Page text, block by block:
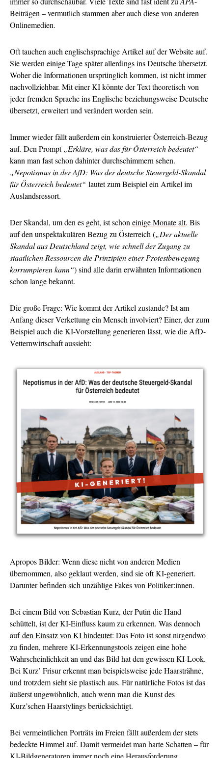
Beiträgen – vermutlich stammen aber auch diese von anderen
Onlinemedien.
Oft tauchen auch englischsprachige Artikel auf der Website auf.
Sie werden einige Tage später allerdings ins Deutsche übersetzt.
Woher die Informationen ursprünglich kommen, ist nicht immer
nachvollziehbar. Mit einer KI könnte der Text theoretisch von
jeder fremden Sprache ins Englische beziehungsweise Deutsche
übersetzt, erweitert und verändert worden sein.
Immer wieder fällt außerdem ein konstruierter Österreich-Bezug
auf. Den Prompt„Erkläre, was das für Österreich bedeutet“
kann man fast schon dahinter durchschimmern sehen.
„Nepotismus in der AfD: Was der deutsche Steuergeld-Skandal
für Österreich bedeutet“ lautet zum Beispiel ein Artikel im
Auslandsressort.
Der Skandal, um den es geht, ist schon einige Monate alt. Bis
auf den unspektakulären Bezug zu Österreich („Der aktuelle
Skandal aus Deutschland zeigt, wie schnell der Zugang zu
staatlichen Ressourcen die Prinzipien einer Protestbewegung
korrumpieren kann“) sind alle darin erwähnten Informationen
schon lange bekannt.
Die große Frage: Wie kommt der Artikel zustande? Ist am
Anfang dieser Verkettung ein Mensch involviert? Einer, der zum
Beispiel auch die KI-Vorstellung generieren lässt, wie die AfD-
Vetternwirtschaft aussieht:
Apropos Bilder: Wenn diese nicht von anderen Medien
übernommen, also geklaut werden, sind sie oft KI-generiert.
Darunter befinden sich unzählige Fakes von Politiker:innen.
Bei einem Bild von Sebastian Kurz, der Putin die Hand
schüttelt, ist der KI-Einfluss kaum zu erkennen. Was dennoch
aufden Einsatz von KI hindeutet: Das Foto ist sonst nirgendwo
zu finden, mehrere KI-Erkennungstools zeigen eine hohe
Wahrscheinlichkeit an und das Bild hat den gewissen KI-Look.
Bei Kurz’ Frisur erkennt man beispielsweise jede Haarsträhne,
und trotzdem sieht sie plastisch aus. Für natürliche Fotos ist das
äußerst ungewöhnlich, auch wenn man die Kunst des
Kurz’schen Haarstylings berücksichtigt.
Bei vermeintlichen Porträts im Freien fällt außerdem der stets
bedeckte Himmel auf. Damit vermeidet man harte Schatten – für